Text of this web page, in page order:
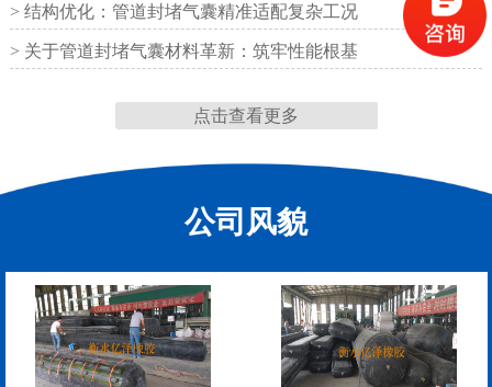
缝
缝
> 结构优化：管道封堵气囊精准适配复杂工况
> 关于管道封堵气囊材料革新：筑牢性能根基
点击查看更多
公司风貌